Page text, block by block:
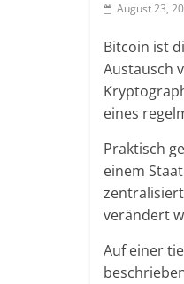
August 23,
Bitcoin ist
Austausch
eines
Praktisch
einem
verändert
Auf einer